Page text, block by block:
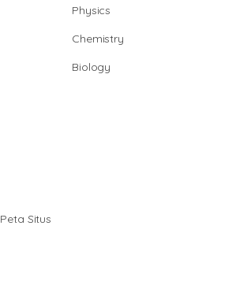
Physics
Chemistry
Biology
Peta Situs